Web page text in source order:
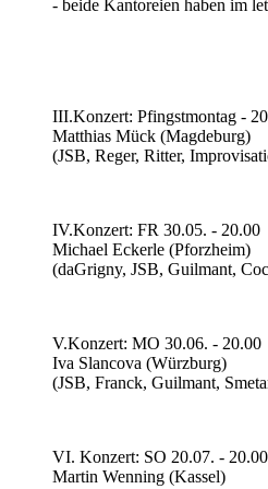
- beide Kantoreien haben im
III.Konzert: Pfingstmontag -
Matthias Mück (Magdeburg)
(JSB, Reger, Ritter,
IV.Konzert: FR 30.05. - 20.00
Michael Eckerle (Pforzheim)
(daGrigny, JSB, Guilmant,
V.Konzert: MO 30.06. - 20.00
Iva Slancova (Würzburg)
(JSB, Franck, Guilmant,
VI. Konzert: SO 20.07. - 20.00
Martin Wenning (Kassel)